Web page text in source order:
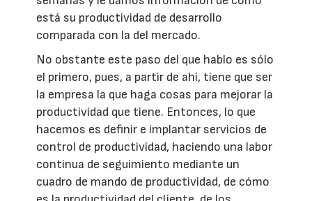
está su productividad de desarrollo
comparada con la del mercado.
No obstante este paso del que hablo es sólo
el primero, pues, a partir de ahí, tiene que ser
la empresa la que haga cosas para mejorar la
productividad que tiene. Entonces, lo que
hacemos es definir e implantar servicios de
control de productividad, haciendo una labor
continua de seguimiento mediante un
cuadro de mando de productividad, de cómo